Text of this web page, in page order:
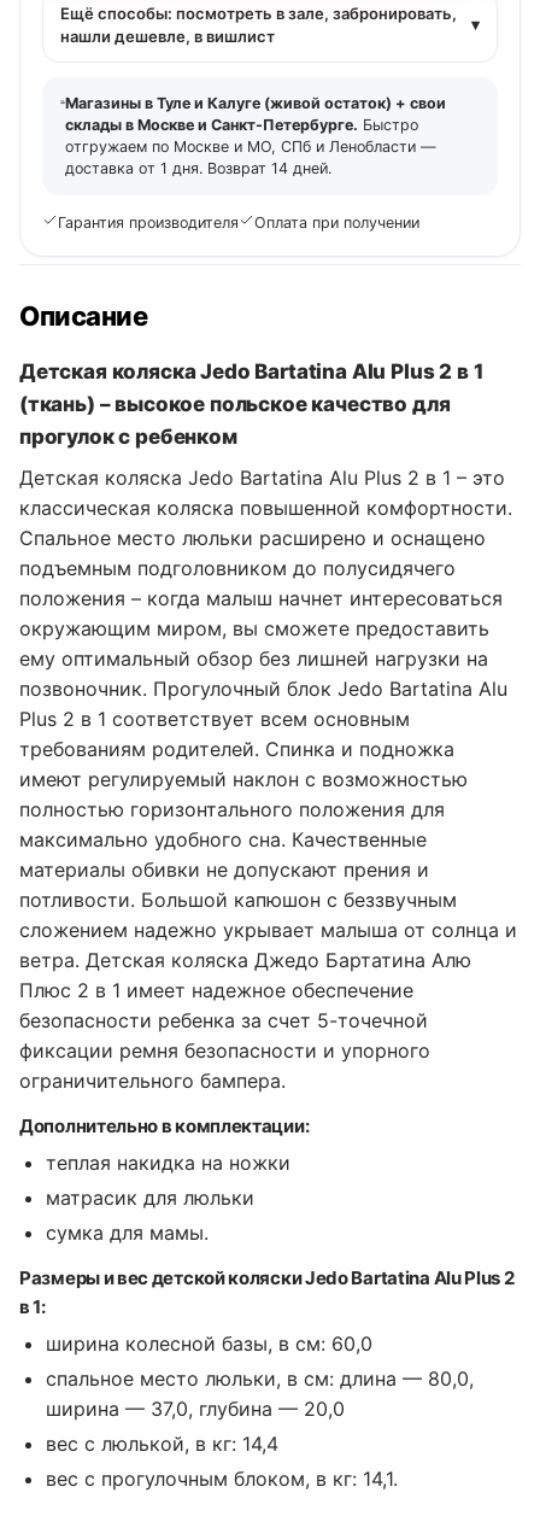
Ещё способы: посмотреть в зале, забронировать,
нашли дешевле, в вишлист
▾
Магазины в Туле и Калуге (живой остаток) + свои
склады в Москве и Санкт-Петербурге. Быстро
отгружаем по Москве и МО, СПб и Ленобласти —
доставка от 1 дня. Возврат 14 дней.
Гарантия производителя Оплата при получении
Описание
Детская коляска Jedo Bartatina Alu Plus 2 в 1
(ткань) – высокое польское качество для
прогулок с ребенком
Детская коляска Jedo Bartatina Alu Plus 2 в 1 – это
классическая коляска повышенной комфортности.
Спальное место люльки расширено и оснащено
подъемным подголовником до полусидячего
положения – когда малыш начнет интересоваться
окружающим миром, вы сможете предоставить
ему оптимальный обзор без лишней нагрузки на
позвоночник. Прогулочный блок Jedo Bartatina Alu
Plus 2 в 1 соответствует всем основным
требованиям родителей. Спинка и подножка
имеют регулируемый наклон с возможностью
полностью горизонтального положения для
максимально удобного сна. Качественные
материалы обивки не допускают прения и
потливости. Большой капюшон с беззвучным
сложением надежно укрывает малыша от солнца и
ветра. Детская коляска Джедо Бартатина Алю
Плюс 2 в 1 имеет надежное обеспечение
безопасности ребенка за счет 5-точечной
фиксации ремня безопасности и упорного
ограничительного бампера.
Дополнительно в комплектации:
теплая накидка на ножки
матрасик для люльки
сумка для мамы.
Размеры и вес детской коляски Jedo Bartatina Alu Plus 2
в 1:
ширина колесной базы, в см: 60,0
спальное место люльки, в см: длина — 80,0,
ширина — 37,0, глубина — 20,0
вес с люлькой, в кг: 14,4
вес с прогулочным блоком, в кг: 14,1.